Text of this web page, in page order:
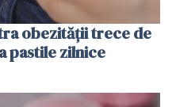
obezității trece de
pastile zilnice